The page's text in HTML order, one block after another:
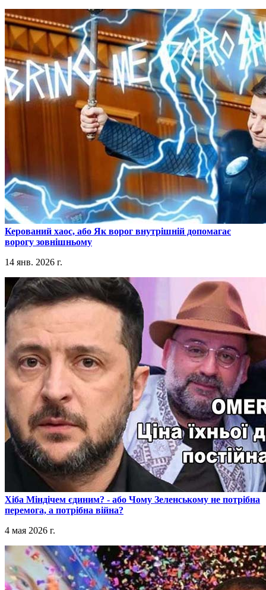
​Керований хаос, або Як ворог внутрішній допомагає
ворогу зовнішньому
14 янв. 2026 г.
​Хіба Міндічем єдиним? - або Чому Зеленському не потрібна
перемога, а потрібна війна?
4 мая 2026 г.